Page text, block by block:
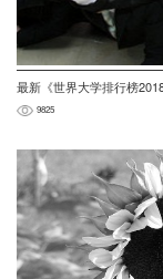
最新《世界大学排行榜
9825